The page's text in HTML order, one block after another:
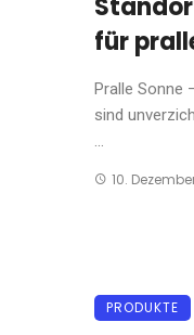
für
Pralle Sonne
sind
10.
PRODUKTE